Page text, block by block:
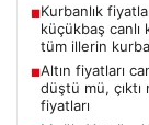
■Kurbanlık
küçükbaş canlı
tüm illerin
■Altın fiyatları
düştü mü, çıktı
fiyatları